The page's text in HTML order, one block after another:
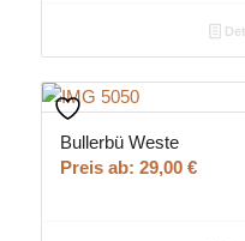
Bullerbü Weste
Preis ab: 29,00 €